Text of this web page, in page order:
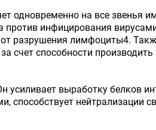
одновременно на все
инфицирования
разрушения лимфоциты4.
счет способности
выработку белков
способствует нейтрализации